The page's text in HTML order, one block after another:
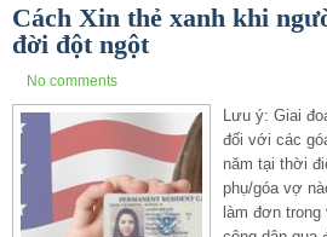
Cách Xin thẻ xanh khi
đời đột ngột
No comments
Lưu ý: Giai
đối với các
năm tại thời
phụ/góa vợ
làm đơn